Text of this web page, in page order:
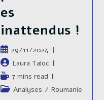
es
inattendus !
Publication
publiée :
29/11/2024
Auteur/autrice
de
la
publication :
Laura Taloc
Temps
de
7 mins read
PostAnalyses / Roumanie